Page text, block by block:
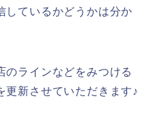
しているかどうかは分か
のラインなどをみつける
更新させていただきます♪